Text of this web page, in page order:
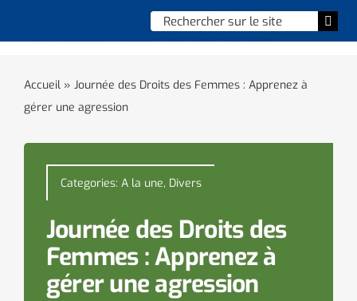
Chercher
:
Vie municipale
Enfance, jeunesse & sports
Culture et loisirs
Social & solidarité
Accueil» Journée des Droits des Femmes : Apprenez à
gérer une agression
Categories: A la une, Divers
Journée des Droits des
Femmes : Apprenez à
gérer une agression